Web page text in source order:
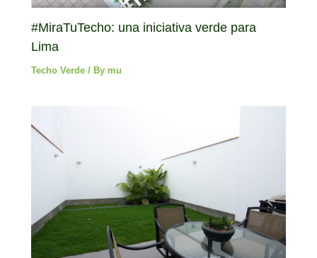
#MiraTuTecho: una iniciativa verde para
Lima
Techo Verde / By mu